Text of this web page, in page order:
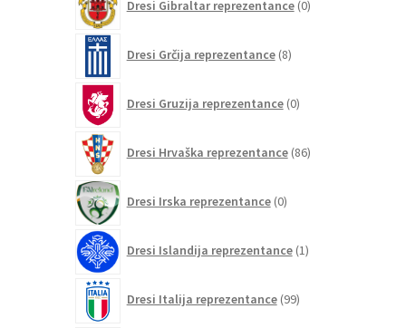
Dresi Gibraltar reprezentance 0izdelkov
Dresi Grčija reprezentance 8izdelkov
Dresi Gruzija reprezentance 0izdelkov
Dresi Hrvaška reprezentance 86izdelkov
Dresi Irska reprezentance 0izdelkov
Dresi Islandija reprezentance 1izdelek
Dresi Italija reprezentance 99izdelkov